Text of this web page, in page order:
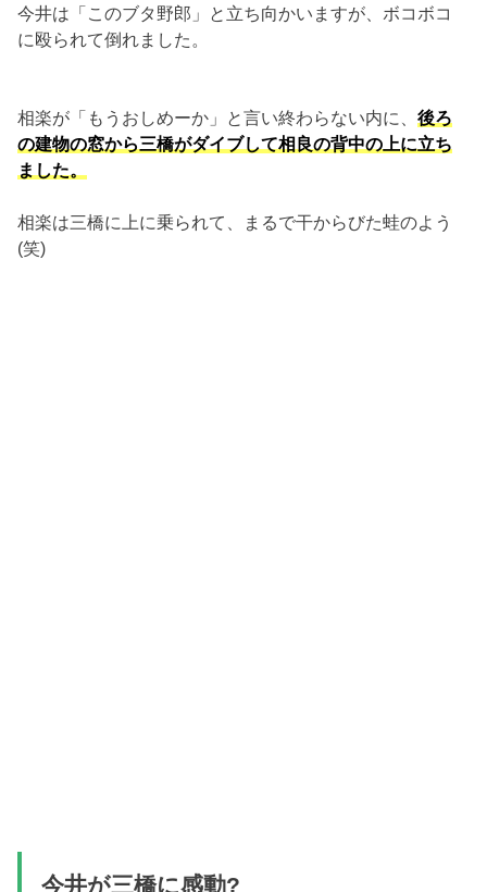
今井は「このブタ野郎」と立ち向かいますが、ボコボコ
に殴られて倒れました。
相楽が「もうおしめーか」と言い終わらない内に、後ろ
の建物の窓から三橋がダイブして相良の背中の上に立ち
ました。
相楽は三橋に上に乗られて、まるで干からびた蛙のよう
(笑)
今井が三橋に感動?